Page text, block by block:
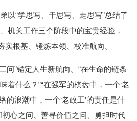
以“学思写、干思写、走思写”总结了
机关工作三个阶段中的宝贵经验，
实根基、锤炼本领、校准航向。
问”锚定人生新航向。“在生命的链条
着什么？”“在强军的棋盘中，一个‘老
的浪潮中，一个‘老政工’的责任是什
初心之问、善寻价值之问、勇担时代